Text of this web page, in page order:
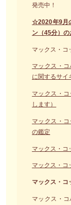
発売中！
☆2020年9月
ン（45分）の
マックス・コ
マックス・
に関するサイ
マックス・
します）
マックス・
の鑑定
マックス・コ
マックス・コ
マックス・コ
マックス・